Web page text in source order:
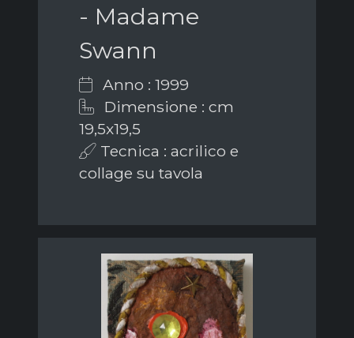
- Madame
Swann
Anno : 1999
Dimensione : cm
19,5x19,5
Tecnica : acrilico e
collage su tavola